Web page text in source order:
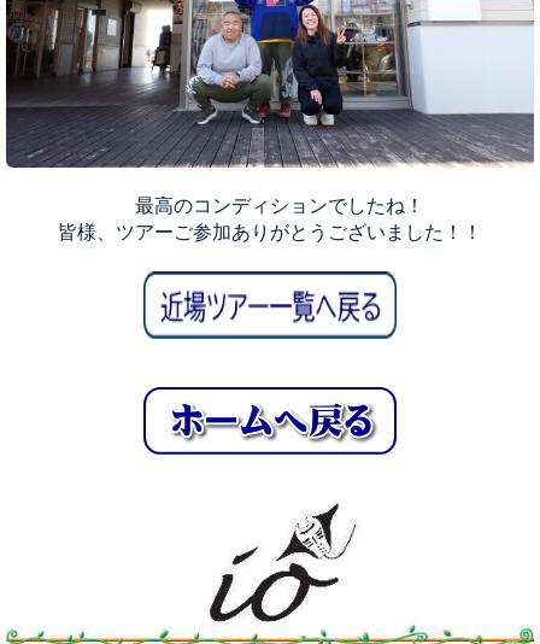
最高のコンディションでしたね！
皆様、ツアーご参加ありがとうございました！！